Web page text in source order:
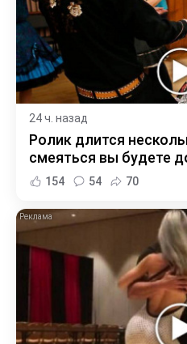
24 ч. назад
Ролик длится
смеяться вы будете
154 54 70